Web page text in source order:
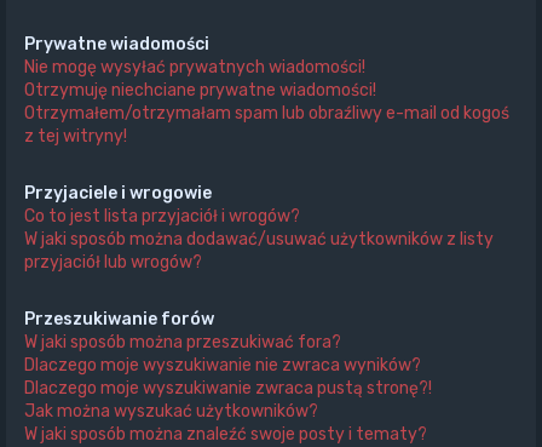
Prywatne wiadomości
Nie mogę wysyłać prywatnych wiadomości!
Otrzymuję niechciane prywatne wiadomości!
Otrzymałem/otrzymałam spam lub obraźliwy e-mail od kogoś
z tej witryny!
Przyjaciele i wrogowie
Co to jest lista przyjaciół i wrogów?
W jaki sposób można dodawać/usuwać użytkowników z listy
przyjaciół lub wrogów?
Przeszukiwanie forów
W jaki sposób można przeszukiwać fora?
Dlaczego moje wyszukiwanie nie zwraca wyników?
Dlaczego moje wyszukiwanie zwraca pustą stronę?!
Jak można wyszukać użytkowników?
W jaki sposób można znaleźć swoje posty i tematy?